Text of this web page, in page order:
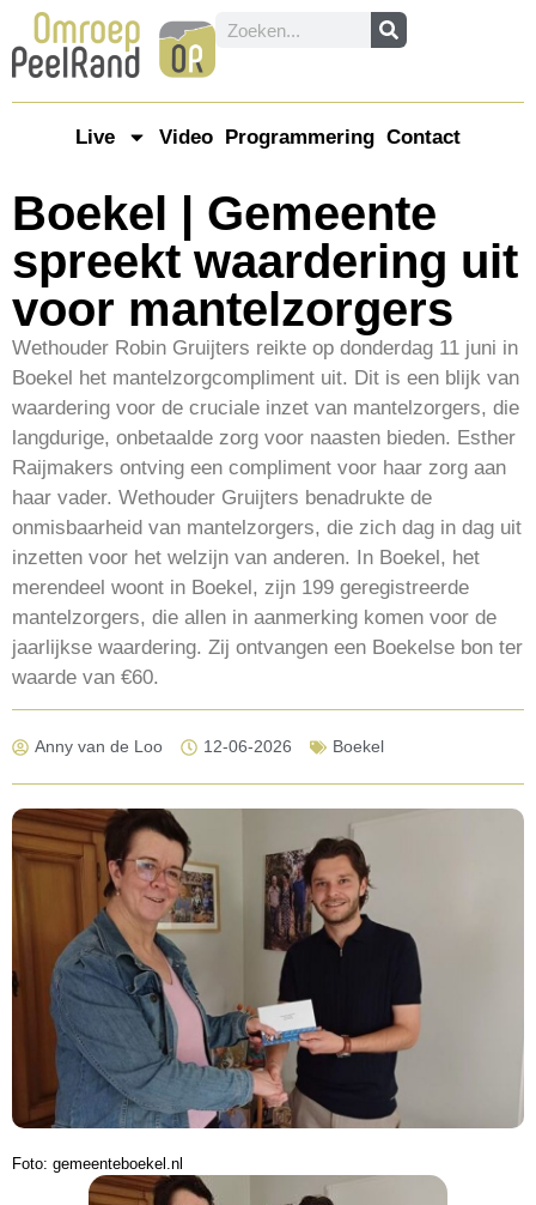
Live Video Programmering Contact
Boekel | Gemeente
spreekt waardering uit
voor mantelzorgers
Wethouder Robin Gruijters reikte op donderdag 11 juni in
Boekel het mantelzorgcompliment uit. Dit is een blijk van
waardering voor de cruciale inzet van mantelzorgers, die
langdurige, onbetaalde zorg voor naasten bieden. Esther
Raijmakers ontving een compliment voor haar zorg aan
haar vader. Wethouder Gruijters benadrukte de
onmisbaarheid van mantelzorgers, die zich dag in dag uit
inzetten voor het welzijn van anderen. In Boekel, het
merendeel woont in Boekel, zijn 199 geregistreerde
mantelzorgers, die allen in aanmerking komen voor de
jaarlijkse waardering. Zij ontvangen een Boekelse bon ter
waarde van €60.
Anny van de Loo 12-06-2026 Boekel
Foto: gemeenteboekel.nl